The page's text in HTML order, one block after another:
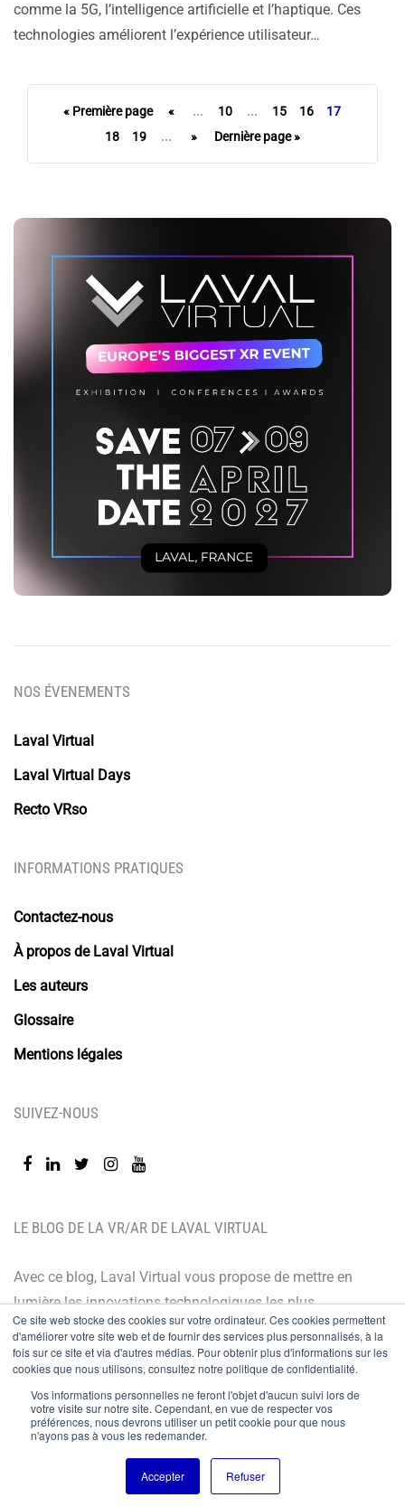
Ce site web stocke des cookies sur votre ordinateur. Ces cookies permettent
d'améliorer votre site web et de fournir des services plus personnalisés, à la
fois sur ce site et via d'autres médias. Pour obtenir plus d'informations sur les
cookies que nous utilisons, consultez notre politique de confidentialité.
Vos informations personnelles ne feront l'objet d'aucun suivi lors de
votre visite sur notre site. Cependant, en vue de respecter vos
préférences, nous devrons utiliser un petit cookie pour que nous
n'ayons pas à vous les redemander.
Accepter Refuser
comme la 5G, l’intelligence artificielle et l’haptique. Ces
technologies améliorent l’expérience utilisateur…
« Première page « ... 10 ... 15 16
17
18
19 ... » Dernière page »
LE BLOG DE LA VR/AR DE LAVAL VIRTUAL
Avec ce blog, Laval Virtual vous propose de mettre en
lumière les innovations technologiques les plus
récentes et les dernières tendances. Orienté BtoB, le
blog de Laval Virtual s’adresse à tous ceux qui désirent
mieux comprendre et mieux maîtriser les technologies
immersives, les intégrer à leur chaîne de valeur ou
encore anticiper leurs évolutions.
NOS ÉVENEMENTS
Laval Virtual
Laval Virtual Days
Recto VRso
INFORMATIONS PRATIQUES
Contactez-nous
À propos de Laval Virtual
Les auteurs
Glossaire
Mentions légales
SUIVEZ-NOUS